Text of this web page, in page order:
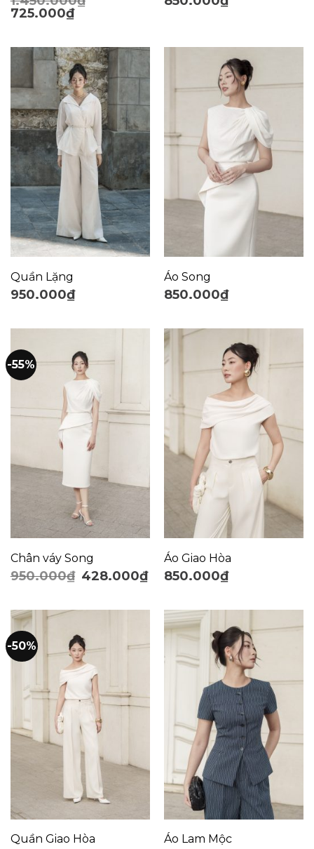
725.000₫
Quần Lặng
950.000₫
Áo Song
850.000₫
-55%
Chân váy Song
950.000₫ 428.000₫
Áo Giao Hòa
850.000₫
-50%
Quần Giao Hòa Áo Lam Mộc